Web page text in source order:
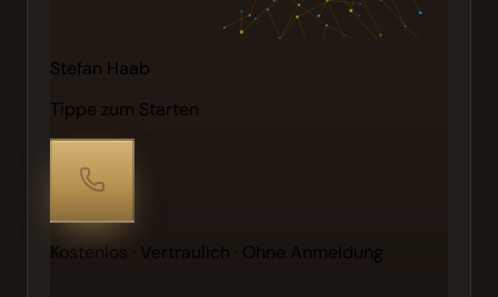
Stefan Haab
Tippe zum Starten
Kostenlos · Vertraulich · Ohne Anmeldung